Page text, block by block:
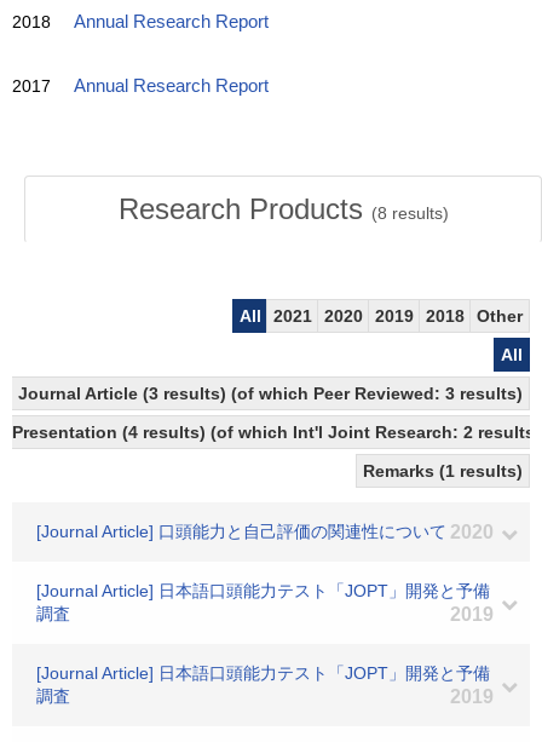
2018 Annual Research Report
2017 Annual Research Report
Research Products (8 results)
All 2021 2020 2019 2018
Other
All
Journal Article (3 results) (of which Peer Reviewed: 3 results)
Presentation (4 results) (of which Int'l Joint Research: 2 results)
Remarks (1 results)
[Journal Article] 口頭能力と自己評価の関連性について 2020
[Journal Article] 日本語口頭能力テスト「JOPT」開発と予備
調査
2019
[Journal Article] 日本語口頭能力テスト「JOPT」開発と予備
調査
2019